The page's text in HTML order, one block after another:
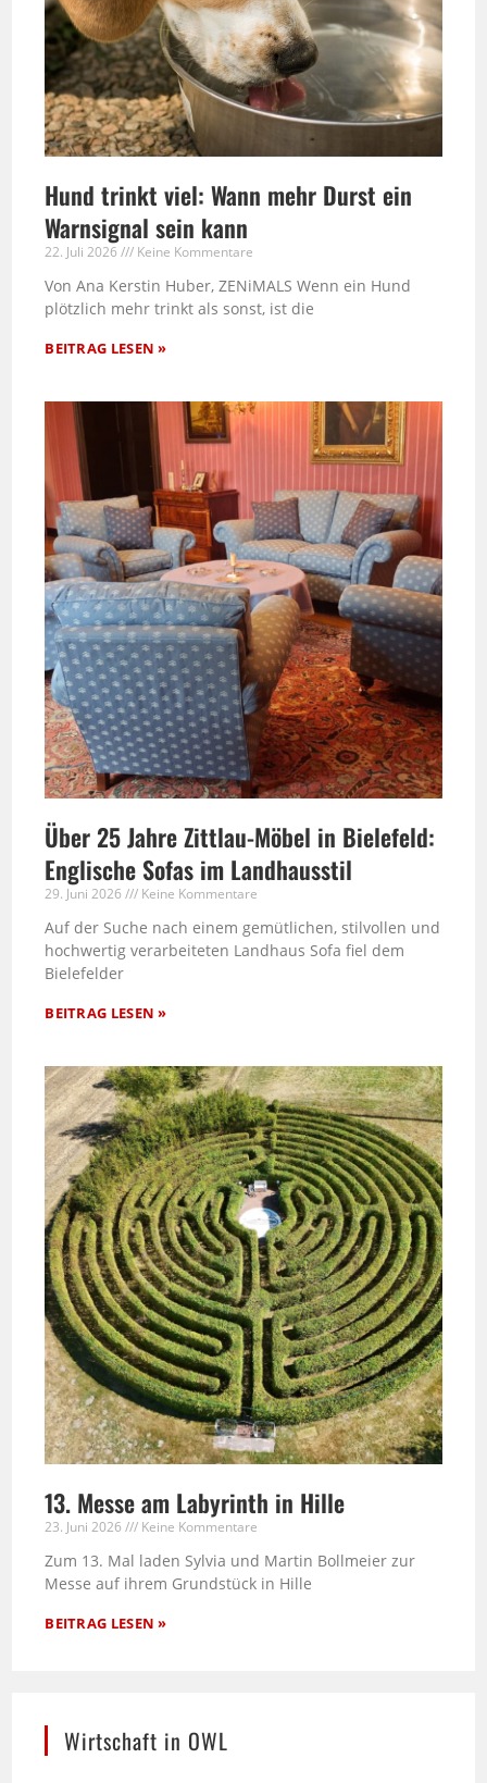
Hund trinkt viel: Wann mehr Durst ein
Warnsignal sein kann
22. Juli 2026 Keine Kommentare
Von Ana Kerstin Huber, ZENiMALS Wenn ein Hund
plötzlich mehr trinkt als sonst, ist die
BEITRAG LESEN »
Über 25 Jahre Zittlau-Möbel in Bielefeld:
Englische Sofas im Landhausstil
29. Juni 2026 Keine Kommentare
Auf der Suche nach einem gemütlichen, stilvollen und
hochwertig verarbeiteten Landhaus Sofa fiel dem
Bielefelder
BEITRAG LESEN »
13. Messe am Labyrinth in Hille
23. Juni 2026 Keine Kommentare
Zum 13. Mal laden Sylvia und Martin Bollmeier zur
Messe auf ihrem Grundstück in Hille
BEITRAG LESEN »
Wirtschaft in OWL